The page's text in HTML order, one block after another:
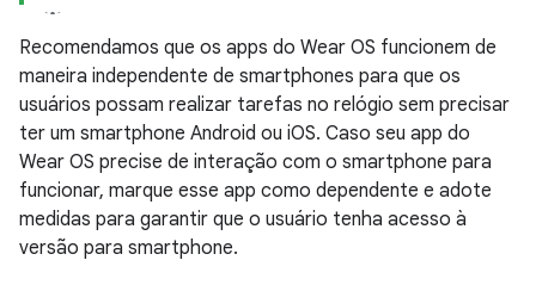
Recomendamos que os apps do Wear OS funcionem de
maneira independente de smartphones para que os
usuários possam realizar tarefas no relógio sem precisar
ter um smartphone Android ou iOS. Caso seu app do
Wear OS precise de interação com o smartphone para
funcionar, marque esse app como dependente e adote
medidas para garantir que o usuário tenha acesso à
versão para smartphone.